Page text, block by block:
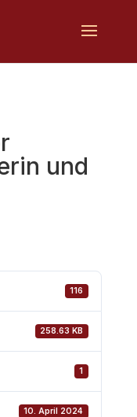
und
116
258.63 KB
1
10. April 2024